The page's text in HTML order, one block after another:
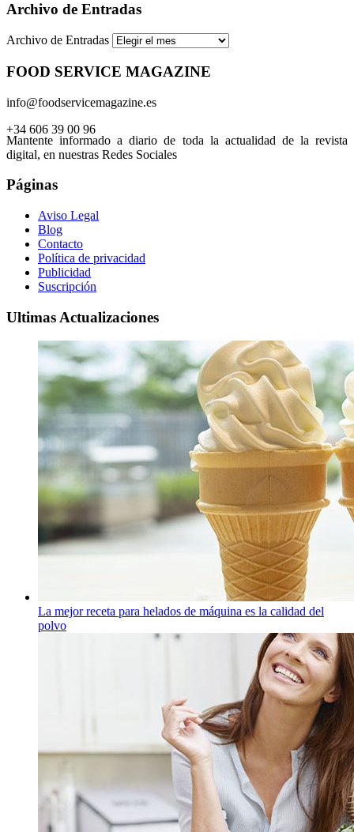
Archivo de Entradas
Archivo de Entradas
FOOD SERVICE MAGAZINE
info@foodservicemagazine.es
+34 606 39 00 96
Mantente informado a diario de toda la actualidad de la revista
digital, en nuestras Redes Sociales
Páginas
Aviso Legal
Blog
Contacto
Política de privacidad
Publicidad
Suscripción
Ultimas Actualizaciones
La mejor receta para helados de máquina es la calidad del
polvo